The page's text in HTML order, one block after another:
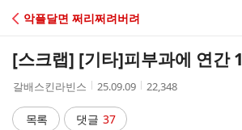
C
A
악플달면 쩌리쩌려버려
[스크랩] [기타]피부과에 연간
작
자
갈배스킨라빈스
작
시
간
25.09.09
조
22,348
목록 댓글 37